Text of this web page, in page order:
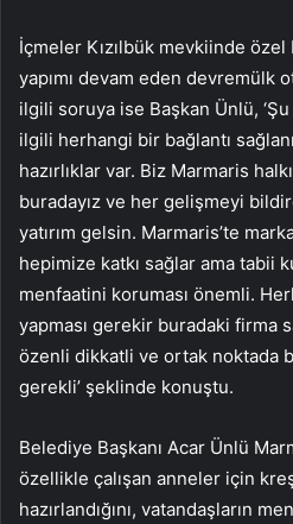
İçmeler Kızılbük mevkiinde
yapımı devam eden devremülk
ilgili soruya ise Başkan Ünlü, ‘Şu
ilgili herhangi bir bağlantı
hazırlıklar var. Biz Marmaris
buradayız ve her gelişmeyi
yatırım gelsin. Marmaris’te
hepimize katkı sağlar ama tabii
menfaatini koruması önemli.
yapması gerekir buradaki firma
özenli dikkatli ve ortak noktada
gerekli’ şeklinde konuştu.
Belediye Başkanı Acar Ünlü
özellikle çalışan anneler için
hazırlandığını, vatandaşların